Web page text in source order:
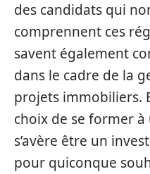
des candidats qui
comprennent ces
savent également
dans le cadre de la
projets immobiliers.
choix de se former
s’avère être un
pour quiconque